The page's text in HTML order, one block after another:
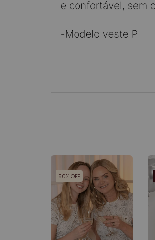
50% OFF